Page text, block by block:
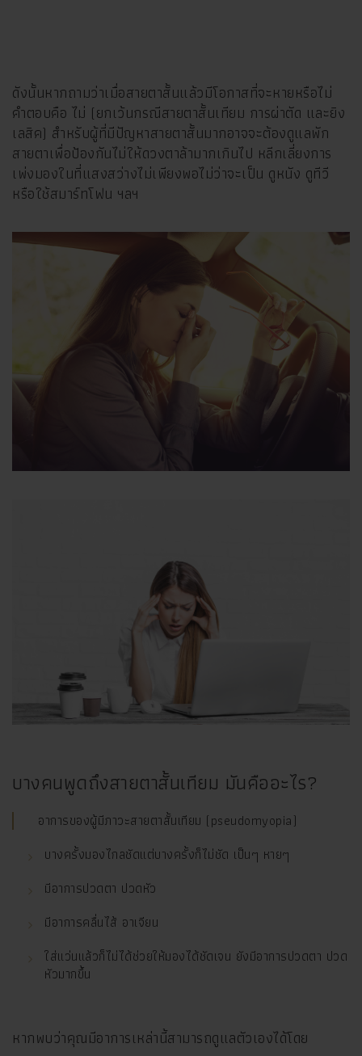
ดังนั้นหากถามว่าเมื่อสายตาสั้นแล้วมีโอกาสที่จะหายหรือไม่
คำตอบคือ ไม่ (ยกเว้นกรณีสายตาสั้นเทียม การผ่าตัด และยิง
เลสิค) สำหรับผู้ที่มีปัญหาสายตาสั้นมากอาจจะต้องดูแลพัก
สายตาเพื่อป้องกันไม่ให้ดวงตาล้ามากเกินไป หลีกเลี่ยงการ
เพ่งมองในที่แสงสว่างไม่เพียงพอไม่ว่าจะเป็น ดูหนัง ดูทีวี
หรือใช้สมาร์ทโฟน ฯลฯ
บางคนพูดถึงสายตาสั้นเทียม มันคืออะไร?
อาการของผู้มีภาวะสายตาสั้นเทียม (pseudomyopia)
บางครั้งมองไกลชัดแต่บางครั้งก็ไม่ชัด เป็นๆ หายๆ
มีอาการปวดตา ปวดหัว
มีอาการคลื่นไส้ อาเจียน
ใส่แว่นแล้วก็ไม่ได้ช่วยให้มองได้ชัดเจน ยังมีอาการปวดตา ปวด
หัวมากขึ้น
หากพบว่าคุณมีอาการเหล่านี้สามารถดูแลตัวเองได้โดย